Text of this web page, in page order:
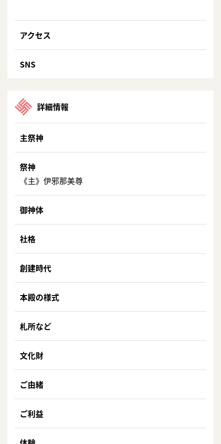
アクセス
SNS
詳細情報
主祭神
祭神
《主》伊邪那美尊
御神体
社格
創建時代
本殿の様式
札所など
文化財
ご由緒
ご利益